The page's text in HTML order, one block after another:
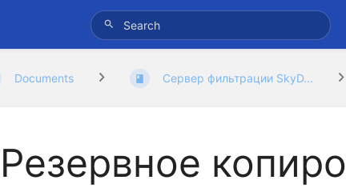
Documents Сервер фильтрации SkyD...
Резервное